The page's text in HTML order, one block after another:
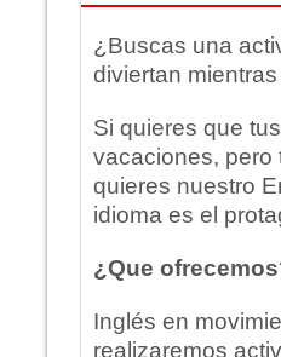
¿Buscas una
diviertan
Si quieres que
vacaciones, pero
quieres nuestro
idioma es el
¿Que
Inglés en
realizaremos